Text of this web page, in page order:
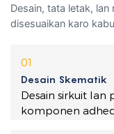
Desain, tata letak,
disesuaikan karo
01
Desain Skematik
Desain sirkuit lan
komponen